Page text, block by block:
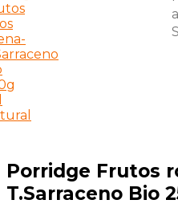
Porridge Frutos
T.Sarraceno Bio